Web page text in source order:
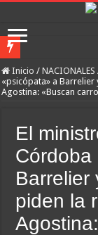
River lo descartó y el
Flávio Bolsonaro culpó
Franco Mastantuono
Dolor en Chubut:
Escala el conflicto
Pedradas, corridas y
La Cámara de
Inicio / NACIONALES
«psicópata» a Barrelier
Agostina: «Buscan
El
Córdoba
Barrelier
piden la